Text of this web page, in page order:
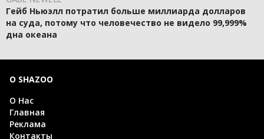
Гейб Ньюэлл потратил больше миллиарда долларов
на суда, потому что человечество не видело 99,999%
дна океана
О SHAZOO
О Нас
Главная
Реклама
Контакты